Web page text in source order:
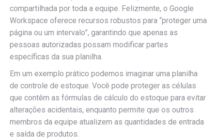
compartilhada por toda a equipe. Felizmente, o Google
Workspace oferece recursos robustos para “proteger uma
página ou um intervalo”, garantindo que apenas as
pessoas autorizadas possam modificar partes
específicas da sua planilha.
Em um exemplo prático podemos imaginar uma planilha
de controle de estoque. Você pode proteger as células
que contêm as fórmulas de cálculo do estoque para evitar
alterações acidentais, enquanto permite que os outros
membros da equipe atualizem as quantidades de entrada
e saída de produtos.